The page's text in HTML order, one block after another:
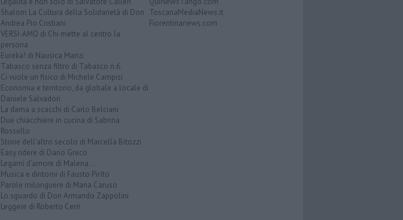
Shalom La Cultura della Solidarietà di Don
Andrea Pio Cristiani
VERSI-AMO di Chi mette al centro la
persona
Eureka! di Nausica Manzi
Tabasco senza filtro di Tabasco n.6
Ci vuole un fisico di Michele Campisi
Economia e territorio, da globale a locale di
Daniele Salvadori
La dama a scacchi di Carlo Belciani
Due chiacchiere in cucina di Sabrina
Rossello
Storie dell'altro secolo di Marcella Bitozzi
Easy ridere di Dario Greco
Legami d'amore di Malena ...
Musica e dintorni di Fausto Pirìto
Parole milonguere di Maria Caruso
Lo sguardo di Don Armando Zappolini
Leggere di Roberto Cerri
ToscanaMediaNews.it
Fiorentinanews.com